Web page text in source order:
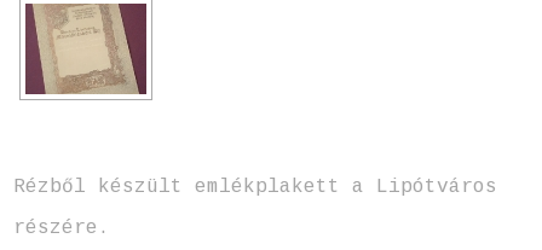
Rézből készült emlékplakett a Lipótváros
részére.